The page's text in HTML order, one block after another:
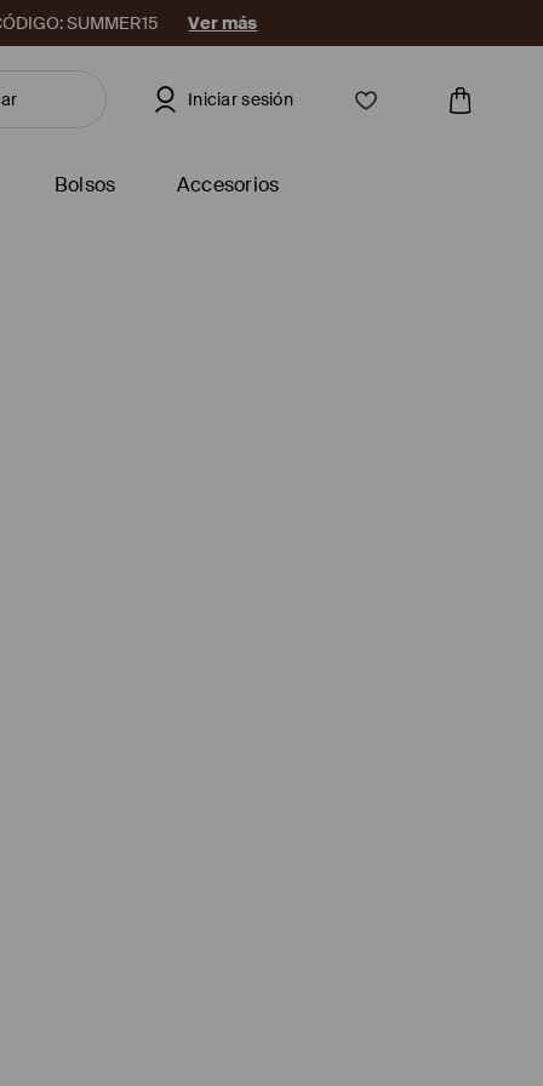
SUMMER15 Ver más
Iniciar sesión
Bolsos Accesorios